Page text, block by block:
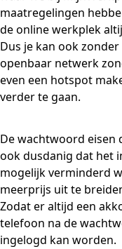
maatregelingen
de online werkplek
Dus je kan ook
openbaar netwerk
even een hotspot
verder te gaan.
De wachtwoord eisen
ook dusdanig dat het
mogelijk verminderd
meerprijs uit te
Zodat er altijd een
telefoon na de
ingelogd kan worden.